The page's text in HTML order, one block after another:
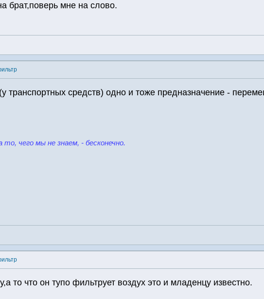
брат,поверь мне на слово.
транспортных средств) одно и тоже предназначение -
чего мы не знаем, - бесконечно.
то что он тупо фильтрует воздух это и младенцу известно.